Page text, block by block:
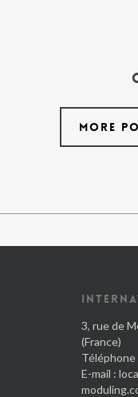
MORE
3, rue de
(France)
Téléphone
E-mail :